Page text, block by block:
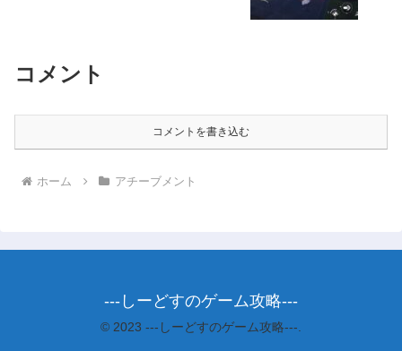
コメント
コメントを書き込む
ホーム アチーブメント
---しーどすのゲーム攻略---
© 2023 ---しーどすのゲーム攻略---.